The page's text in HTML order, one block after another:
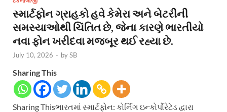
સ્માર્ટફોન ગ્રાહકો હવે કેમેરા અને બેટરીની
સમસ્યાઓથી ચિંતિત છે, જેના કારણે ભારતીયો
નવા ફોન ખરીદવા મજબૂર થઈ રહ્યા છે.
July 10, 2026 - bySB
Sharing This
Sharing Thisભારતમાં સ્માર્ટફોન: કોર્નિંગ ઇન્કોર્પોરેટેડ દ્વારા